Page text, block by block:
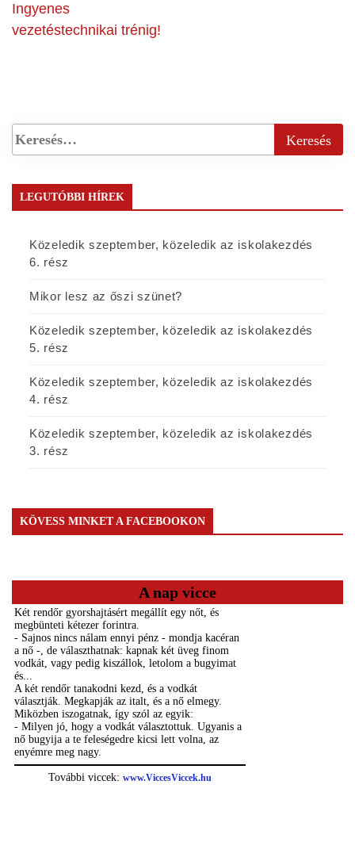
Ingyenes
vezetéstechnikai trénig!
LEGUTÓBBI HÍREK
Közeledik szeptember, közeledik az iskolakezdés
6. rész
Mikor lesz az őszi szünet?
Közeledik szeptember, közeledik az iskolakezdés
5. rész
Közeledik szeptember, közeledik az iskolakezdés
4. rész
Közeledik szeptember, közeledik az iskolakezdés
3. rész
KÖVESS MINKET A FACEBOOKON
A nap vicce